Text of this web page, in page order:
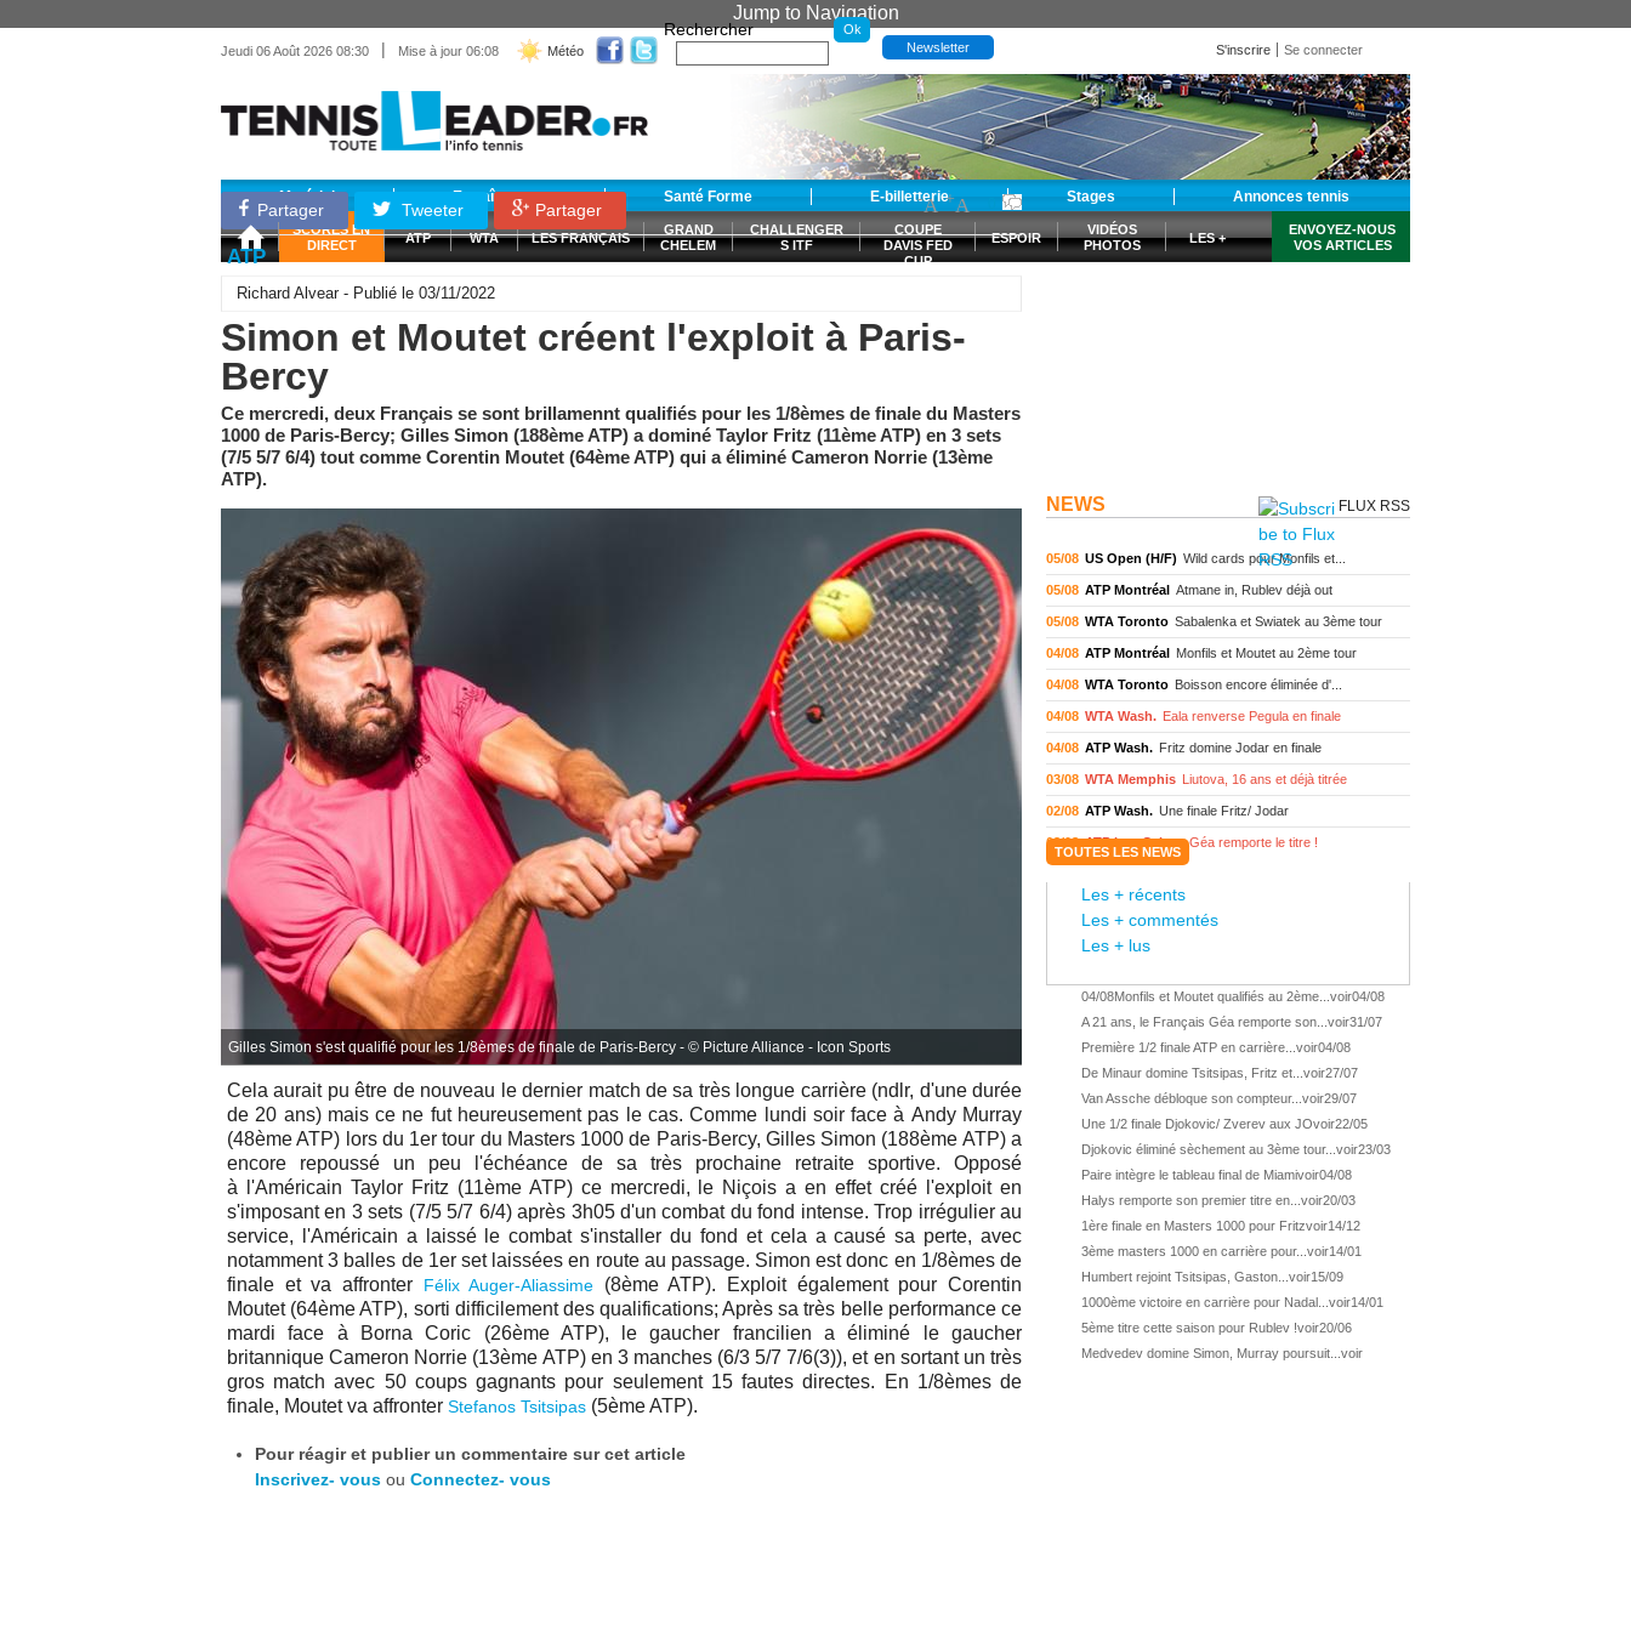
Jump to Navigation
Jeudi 06 Août 2026 08:30 | Mise à jour 06:08 Météo
Rechercher
Newsletter S'inscrire Se connecter
Matériel Entraînement Santé Forme E-billetterie Stages Annonces tennis
SCORES EN
DIRECT
ATP WTA LES FRANÇAIS
GRAND
CHELEM
CHALLENGER
S ITF
COUPE
DAVIS FED
CUP
ESPOIR
VIDÉOS
PHOTOS
LES +
ENVOYEZ-NOUS
VOS ARTICLES
Partager Tweeter Partager
-A +A
ATP
Richard Alvear - Publié le 03/11/2022
Simon et Moutet créent l'exploit à Paris-
Bercy
Ce mercredi, deux Français se sont brillamennt qualifiés pour les 1/8èmes de finale du Masters
1000 de Paris-Bercy; Gilles Simon (188ème ATP) a dominé Taylor Fritz (11ème ATP) en 3 sets
(7/5 5/7 6/4) tout comme Corentin Moutet (64ème ATP) qui a éliminé Cameron Norrie (13ème
ATP).
Gilles Simon s'est qualifié pour les 1/8èmes de finale de Paris-Bercy - © Picture Alliance - Icon Sports
Cela aurait pu être de nouveau le dernier match de sa très longue carrière (ndlr, d'une durée
de 20 ans) mais ce ne fut heureusement pas le cas. Comme lundi soir face à Andy Murray
(48ème ATP) lors du 1er tour du Masters 1000 de Paris-Bercy, Gilles Simon (188ème ATP) a
encore repoussé un peu l'échéance de sa très prochaine retraite sportive. Opposé
à
l'Américain Taylor Fritz (11ème ATP) ce mercredi, le Niçois a en effet créé l'exploit en
s'imposant en 3 sets (7/5 5/7 6/4) après 3h05 d'un combat du fond intense. Trop irrégulier au
service, l'Américain a laissé le combat s'installer du fond et cela a causé sa perte, avec
notamment 3 balles de 1er set laissées en route au passage. Simon est donc en 1/8èmes de
finale et va affronter
Félix Auger-Aliassime (8ème ATP). Exploit également pour Corentin
Moutet (64ème ATP), sorti difficilement des qualifications; Après sa très belle performance ce
mardi face à Borna Coric (26ème ATP), le gaucher francilien a éliminé le gaucher
britannique Cameron Norrie (13ème ATP) en 3 manches (6/3 5/7 7/6(3)), et en sortant un très
gros match avec 50 coups gagnants pour seulement 15 fautes directes. En 1/8èmes de
finale, Moutet va affronter Stefanos Tsitsipas (5ème ATP).
Pour réagir et publier un commentaire sur cet article
Inscrivez- vous ou Connectez- vous
NEWS FLUX RSS
05/08 US Open (H/F) Wild cards pour Monfils et...
05/08 ATP Montréal Atmane in, Rublev déjà out
05/08 WTA Toronto Sabalenka et Swiatek au 3ème tour
04/08 ATP Montréal Monfils et Moutet au 2ème tour
04/08 WTA Toronto Boisson encore éliminée d'...
04/08 WTA Wash. Eala renverse Pegula en finale
04/08 ATP Wash. Fritz domine Jodar en finale
03/08 WTA Memphis Liutova, 16 ans et déjà titrée
02/08 ATP Wash. Une finale Fritz/ Jodar
02/08 ATP Los Cabos Géa remporte le titre !
ATP Wash. De Minaur éliminé en 1/4
ATP Los Cabos
WTA Washington Svitolina et Pegula en 1/4
ATP Wash. Pas de 1/4 pour Humbert et Atmane
ATP Washington De Minaur domine Tsitsipas
WTA Washington Fernandez débute bien
ATP Washington Fritz et Musetti en 1/8èmes
ATP Estoril Van Assche remporte son 1er...
ATP Kitzbühel Halys débloque son compteur !
ATP Estoril Van Assche s'offre Rublev
ATP Estoril Van Assche en 1/4 de finale
TOUTES LES NEWS
Les + récents
Les + commentés
Les + lus
04/08Monfils et Moutet qualifiés au 2ème... voir04/08
A 21 ans, le Français Géa remporte son... voir31/07
Première 1/2 finale ATP en carrière... voir04/08
De Minaur domine Tsitsipas, Fritz et... voir27/07
Van Assche débloque son compteur... voir29/07
Une 1/2 finale Djokovic/ Zverev aux JOvoir22/05
Djokovic éliminé sèchement au 3ème tour... voir23/03
Paire intègre le tableau final de Miamivoir04/08
Halys remporte son premier titre en... voir20/03
1ère finale en Masters 1000 pour Fritzvoir14/12
3ème masters 1000 en carrière pour... voir14/01
Humbert rejoint Tsitsipas, Gaston... voir15/09
1000ème victoire en carrière pour Nadal... voir14/01
5ème titre cette saison pour Rublev !voir20/06
Medvedev domine Simon, Murray poursuit... voir